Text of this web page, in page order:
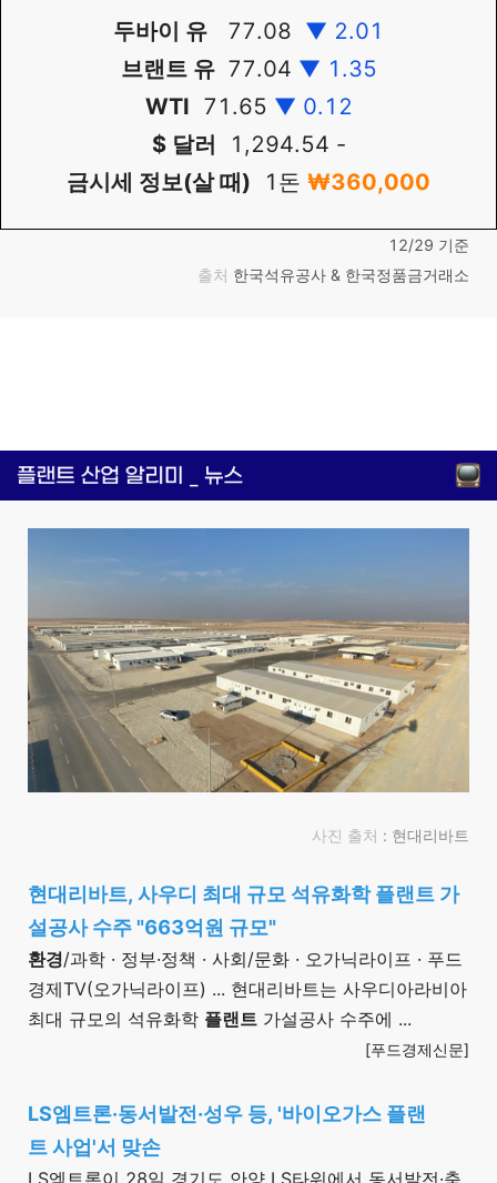
두바이 유 77.08 ▼ 2.01
브랜트 유 77.04 ▼ 1.35
WTI 71.65 ▼ 0.12
$ 달러
1,294.54 -
금시세 정보(살 때)
1돈 ₩360,000
12/29 기준
출처 한국석유공사 & 한국정품금거래소
사진 출처 : 현대리바트
현대리바트, 사우디 최대 규모 석유화학 플랜트 가
설공사 수주 "663억원 규모"
환경/과학 · 정부·정책 · 사회/문화 · 오가닉라이프 · 푸드
경제TV(오가닉라이프) ... 현대리바트는 사우디아라비아
최대 규모의 석유화학 플랜트 가설공사 수주에 ...
[푸드경제신문]
LS엠트론·동서발전·성우 등, '바이오가스 플랜
트 사업'서 맞손
LS엠트론이 28일 경기도 안양 LS타워에서 동서발전·축